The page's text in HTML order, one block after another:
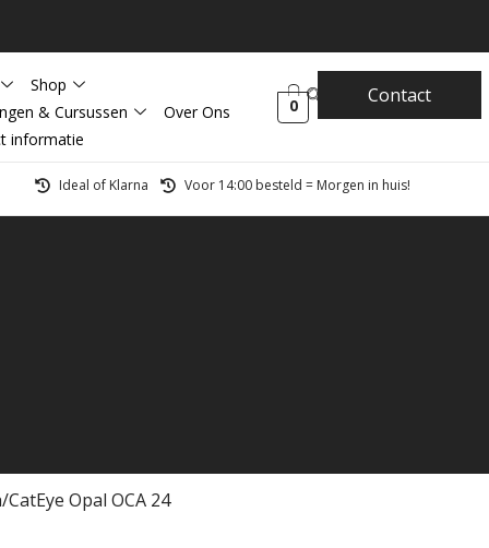
Shop
& Cursussen
Over Ons
informatie
0 Contact
Ideal of Klarna Voor 14:00 besteld = Morgen in huis!
Opal OCA 24